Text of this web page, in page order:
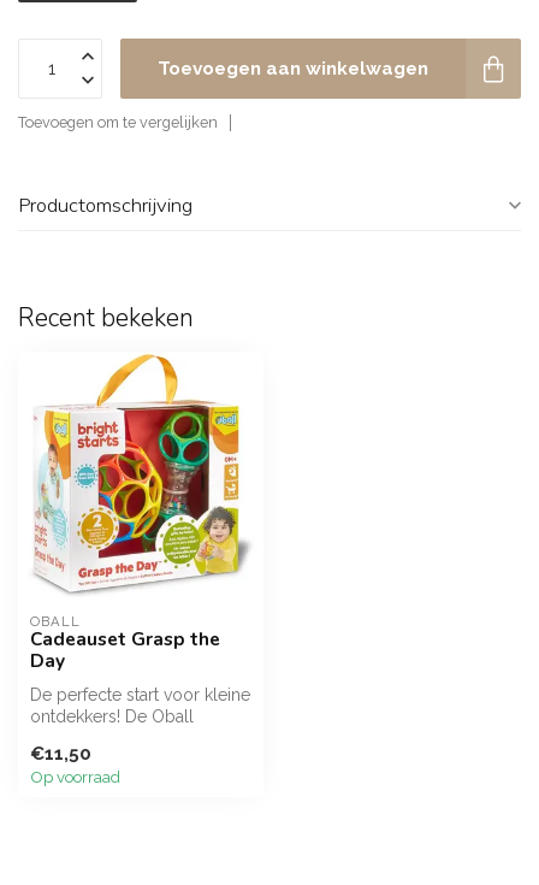
Toevoegen aan winkelwagen
Toevoegen om te vergelijken
Productomschrijving
Recent bekeken
OBALL
Cadeauset Grasp the
Day
De perfecte start voor kleine
ontdekkers! De Oball
com...
€11,50
Op voorraad